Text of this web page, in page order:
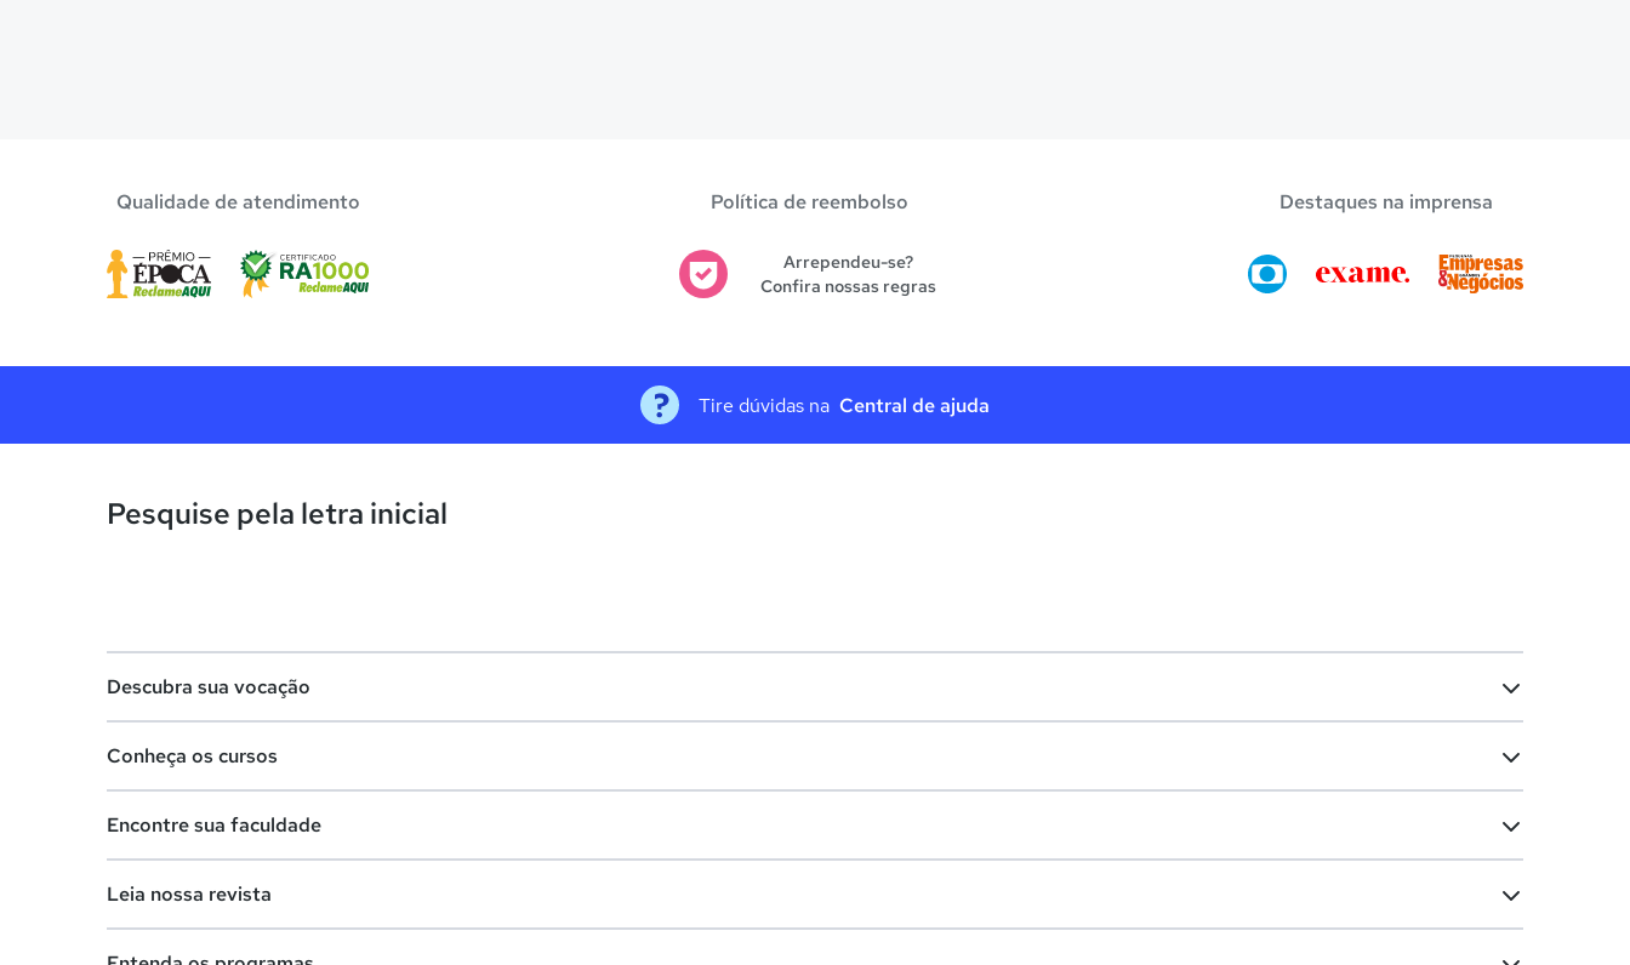
Qualidade de atendimento Política de reembolso
Arrependeu-se?
Confira nossas regras
Destaques na imprensa
Tire dúvidas na Central de ajuda
Pesquise pela letra inicial
Descubra sua vocação
Lista de profissões
Conheça os cursos
Cursos de graduação
Encontre sua faculdade
Leia nossa revista